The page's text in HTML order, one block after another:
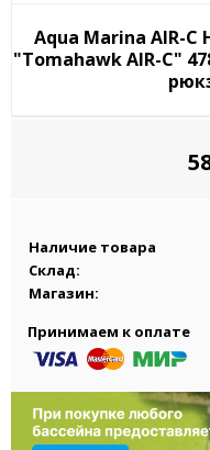
Aqua Marina AIR-
"Tomahawk AIR-C"
Наличие товара
Склад:
Магазин:
Принимаем к оплате